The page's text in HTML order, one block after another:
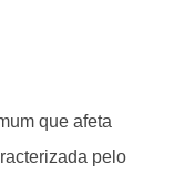
que afeta
pelo